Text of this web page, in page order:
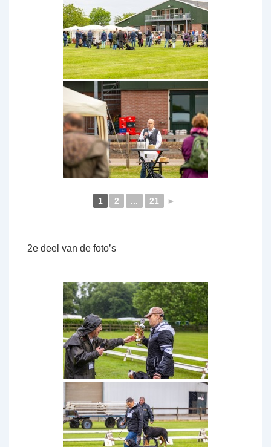
1 2 ... 21 ►
2e deel van de foto’s